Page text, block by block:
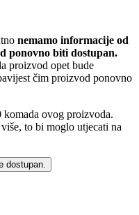
nemamo informacije od
ponovno biti dostupan.
proizvod opet bude
čim proizvod ponovno
komada ovog proizvoda.
to bi moglo utjecati na
dostupan.